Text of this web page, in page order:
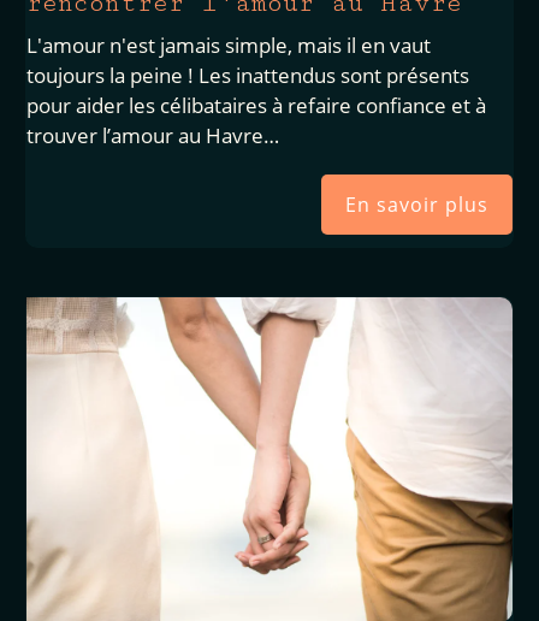
L'amour n'est jamais simple, mais il en vaut
toujours la peine ! Les inattendus sont présents
pour aider les célibataires à refaire confiance et à
trouver l’amour au Havre…
En savoir plus